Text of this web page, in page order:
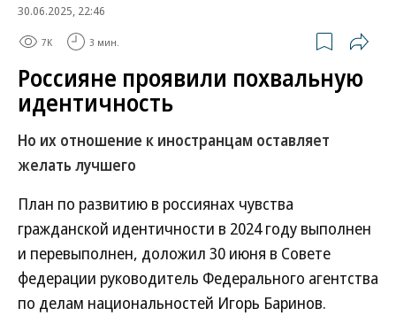
30.06.2025, 22:46
7K 3 мин.
Россияне проявили похвальную
идентичность
Но их отношение к иностранцам оставляет
желать лучшего
План по развитию в россиянах чувства
гражданской идентичности в 2024 году выполнен
и перевыполнен, доложил 30 июня в Совете
федерации руководитель Федерального агентства
по делам национальностей Игорь Баринов.